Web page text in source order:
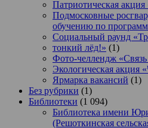
Патриотическая
Подмосковные
обучению по
Социальный раунд
тонкий лёд!» (1)
Фото-челлендж
Экологическая акция
Ярмарка вакансий (1)
Без рубрики (1)
Библиотеки (1 094)
Библиотека имени
(Решоткинская